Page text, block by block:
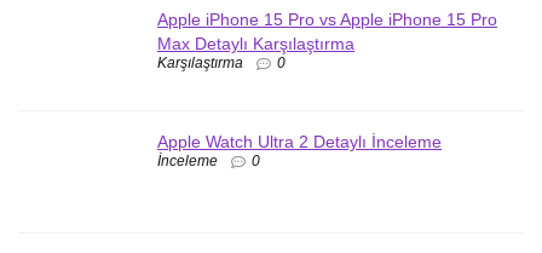
Apple iPhone 15 Pro vs Apple iPhone 15 Pro
Max Detaylı Karşılaştırma
Karşılaştırma 0
Apple Watch Ultra 2 Detaylı İnceleme
İnceleme 0